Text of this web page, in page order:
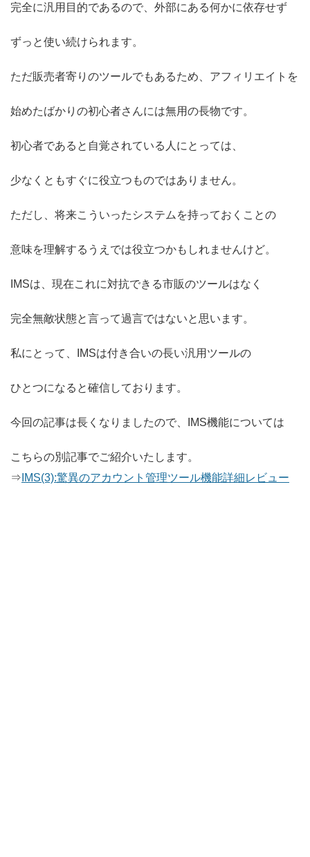
完全に汎用目的であるので、外部にある何かに依存せず
ずっと使い続けられます。
ただ販売者寄りのツールでもあるため、アフィリエイトを
始めたばかりの初心者さんには無用の長物です。
初心者であると自覚されている人にとっては、
少なくともすぐに役立つものではありません。
ただし、将来こういったシステムを持っておくことの
意味を理解するうえでは役立つかもしれませんけど。
IMSは、現在これに対抗できる市販のツールはなく
完全無敵状態と言って過言ではないと思います。
私にとって、IMSは付き合いの長い汎用ツールの
ひとつになると確信しております。
今回の記事は長くなりましたので、IMS機能については
こちらの別記事でご紹介いたします。
⇒ IMS(3):驚異のアカウント管理ツール機能詳細レビュー